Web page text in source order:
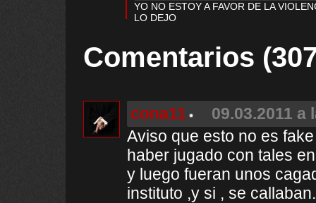
YO NO ESTOY A FAVOR DE LA
LO DEJO
Comentarios
cona11
09.03.2011 a
Aviso que esto no es
haber jugado con tales
y luego fueran unos
instituto ,y si , se